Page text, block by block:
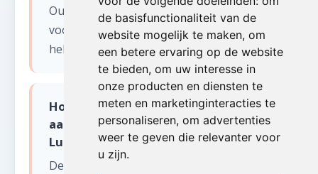
de basisfunctionaliteit van de
website mogelijk te maken, om
een betere ervaring op de website
te bieden, om uw interesse in
onze producten en diensten te
meten en marketinginteracties te
personaliseren, om advertenties
weer te geven die relevanter voor
u zijn.
Ourthe en de Amblève. Wij zijn uitgerust
voor moeilijk bereikbare locaties op
hellingen en smalle bergwegen.
Hoe pakken jullie zolder opruimen
aan in de historische gebouwen van
Luik?
De provincie Luik heeft veel historische